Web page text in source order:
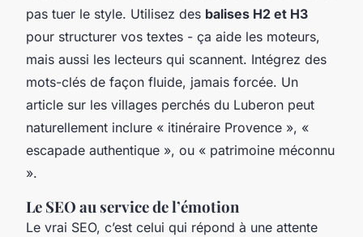
pas tuer le style. Utilisez des balises H2 et H3
pour structurer vos textes - ça aide les moteurs,
mais aussi les lecteurs qui scannent. Intégrez des
mots-clés de façon fluide, jamais forcée. Un
article sur les villages perchés du Luberon peut
naturellement inclure « itinéraire Provence », «
escapade authentique », ou « patrimoine méconnu
».
Le SEO au service de l’émotion
Le vrai SEO, c’est celui qui répond à une attente